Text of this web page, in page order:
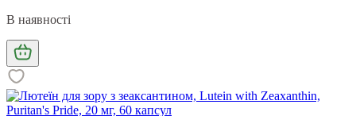
В наявності